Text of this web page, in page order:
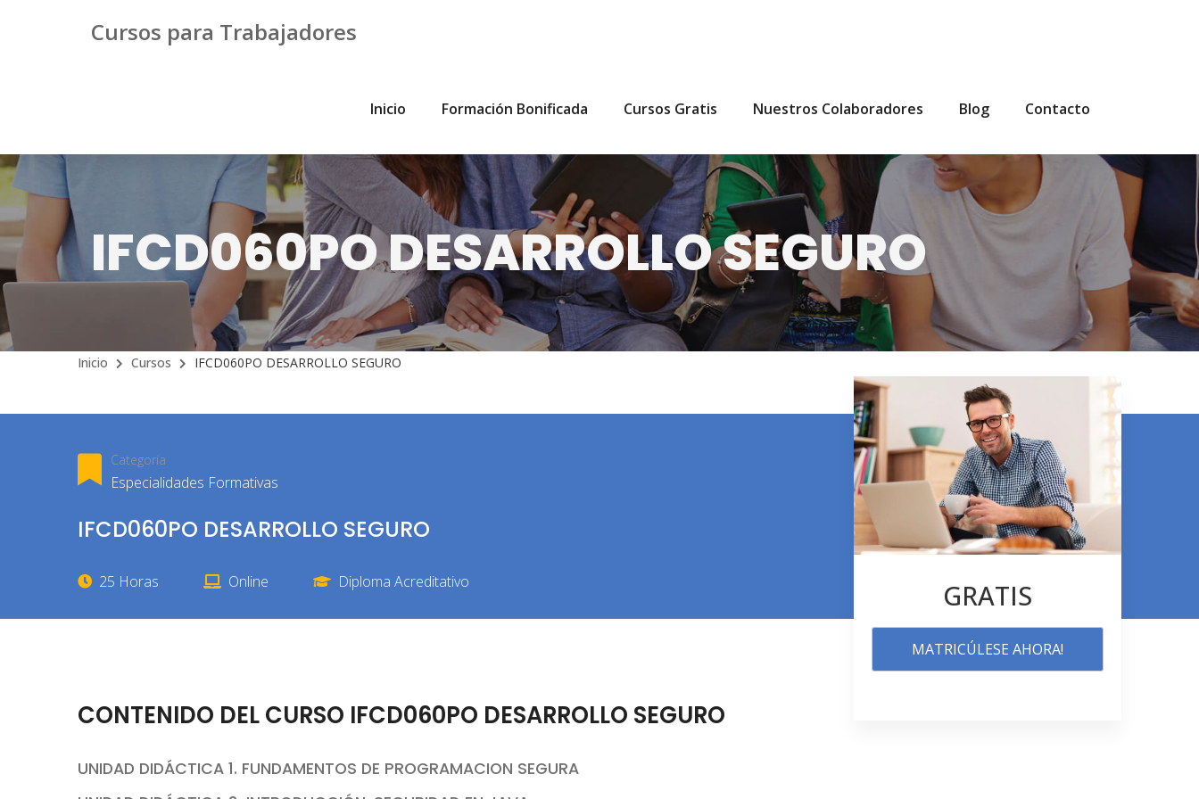
Cursos para Trabajadores
Inicio Formación Bonificada Cursos Gratis Nuestros Colaboradores Blog Contacto
IFCD060PO DESARROLLO SEGURO
Inicio Cursos IFCD060PO DESARROLLO SEGURO
Categoría
Especialidades Formativas
IFCD060PO DESARROLLO SEGURO
25 Horas Online Diploma Acreditativo
CONTENIDO DEL CURSO IFCD060PO DESARROLLO SEGURO
UNIDAD DIDÁCTICA 1. FUNDAMENTOS DE PROGRAMACION SEGURA
GRATIS
MATRICÚLESE AHORA!